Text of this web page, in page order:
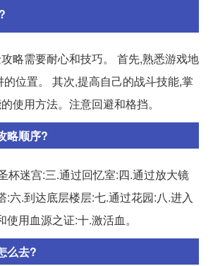
攻略需要耐心和技巧。 首先,熟悉游戏地
位置。 其次,提高自己的战斗技能,掌
使用方法。注意回避和格挡。
略顺序?
杯迷宫:三.通过回忆室:四.通过放大镜
:六.到达底层楼层:七.通过花园:八.进入
用血源之证:十.激活血。
么去?